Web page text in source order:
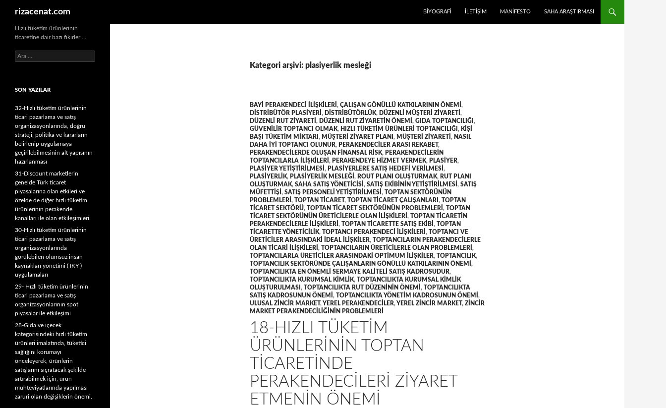
rizacenat.com
BIYOGRAFI
İLETIŞIM MANIFESTO SAHA ARAŞTIRMASI
Kategori arşivi: plasiyerlik mesleği
BAYI PERAKENDECI ILIŞKILERI , ÇALIŞAN GÖNÜLLÜ KATKILARININ ÖNEMI ,
DISTRIBÜTÖR PLASIYERI , DISTRIBÜTÖRLÜK, DÜZENLI MÜŞTERI ZIYARETI ,
DÜZENLI RUT ZIYARETI , DÜZENLI RUT ZIYARETIN ÖNEMI , GIDA TOPTANCILIĞI ,
GÜVENILIR TOPTANCI OLMAK, HIZLI TÜKETIM ÜRÜNLERI TOPTANCILIĞI , KIŞI
BAŞI TÜKETIM MIKTARI , MÜŞTERI ZIYARET PLANI , MÜŞTERI ZIYARETI , NASIL
DAHA IYI TOPTANCI OLUNUR, PERAKENDECILER ARASI REKABET,
PERAKENDECILERDE OLUŞAN FINANSAL RISK, PERAKENDECILERIN
TOPTANCILARLA ILIŞKILERI , PERAKENDEYE HIZMET VERMEK, PLASIYER,
PLASIYER YETIŞTIRILMESI , PLASIYERLERE SATIŞ HEDEFI VERILMESI ,
PLASIYERLIK, PLASIYERLIK MESLEĞI , ROUT PLANI OLUŞTURMAK, RUT PLANI
OLUŞTURMAK, SAHA SATIŞ YÖNETICISI , SATIŞ EKIBININ YETIŞTIRILMESI , SATIŞ
MÜFETTIŞI , SATIŞ PERSONELI YETIŞTIRILMESI , TOPTAN SEKTÖRÜNÜN
PROBLEMLERI , TOPTAN TICARET, TOPTAN TICARET ÇALIŞANLARI , TOPTAN
TICARET SEKTÖRÜ, TOPTAN TICARET SEKTÖRÜNÜN PROBLEMLERI , TOPTAN
TICARET SEKTÖRÜNÜN ÜRETICILERLE OLAN ILIŞKILERI , TOPTAN TICARETIN
PERAKENDECILERLE ILIŞKILERI , TOPTAN TICARETTE SATIŞ EKIBI , TOPTAN
TICARETTE YÖNETICILIK, TOPTANCI PERAKENDECI ILIŞKILERI , TOPTANCI VE
ÜRETICILER ARASINDAKI IDEAL ILIŞKILER, TOPTANCILARIN PERAKENDECILERLE
OLAN TICARI ILIŞKILERI , TOPTANCILARIN ÜRETICILERLE OLAN PROBLEMLERI ,
TOPTANCILARLA ÜRETICILER ARASINDAKI OPTIMUM ILIŞKILER, TOPTANCILIK,
TOPTANCILIK SEKTÖRÜNDE ÇALIŞANLARIN GÖNÜLLÜ KATKILARININ ÖNEMI ,
TOPTANCILIKTA EN ÖNEMLI SERMAYE KALITELI SATIŞ KADROSUDUR,
TOPTANCILIKTA KURUMSAL KIMLIK, TOPTANCILIKTA KURUMSAL KIMLIK
OLUŞTURULMASI , TOPTANCILIKTA RUT DÜZENININ ÖNEMI , TOPTANCILIKTA
SATIŞ KADROSUNUN ÖNEMI , TOPTANCILIKTA YÖNETIM KADROSUNUN ÖNEMI ,
ULUSAL ZINCIR MARKET,YEREL PERAKENDECILER,YEREL ZINCIR MARKET, ZINCIR
MARKET PERAKENDECILIĞININ PROBLEMLERI
18-HIZLI TÜKETIM
ÜRÜNLERININ TOPTAN
TICARETINDE
PERAKENDECILERI ZIYARET
ETMENIN ÖNEMI
Hızlı tüketim ürünlerinin
ticaretine dair bazı fikirler …
A
r
a
SON YAZILAR
32-Hızlı tüketim ürünlerinin
ticari pazarlama ve satış
organizasyonlarında, doğru
strateji, politika ve kararların
belirlenip uygulamaya
geçirilebilmesinin alt yapısının
hazırlanması
31-Discount marketlerin
genelde Türk ticaret
piyasalarına olan etkileri ve
özelde de diğer hızlı tüketim
ürünlerinin perakende
kanalları ile olan etkileşimleri.
30-Hızlı tüketim ürünlerinin
ticari pazarlama ve satış
organizasyonlarında
görülebilen olumsuz insan
kaynakları yönetimi ( İKY )
uygulamaları
29- Hızlı tüketim ürünlerinin
ticari pazarlama ve satış
organizasyonlarının spot
piyasalar ile etkileşimi
28-Gıda ve içecek
kategorisindeki hızlı tüketim
ürünleri imalatında, tüketici
sağlığını korumayı
önceleyerek, ürünlerin
satışlarını sıçratacak şekilde
artırabilmek için, ürün
muhteviyatlarında yapılması
zaruri olan değişiklerin önemi.